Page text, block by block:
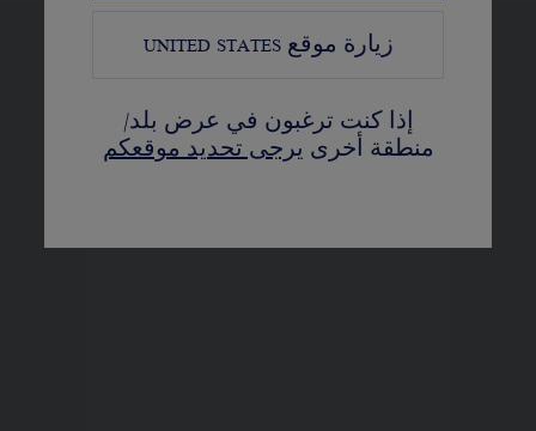
زيارة موقعUNITED STATES
إذا كنت ترغبون في عرض بلد/
منطقة أخرى يرجى تحديد موقعكم
عرض النسخ المختلفة